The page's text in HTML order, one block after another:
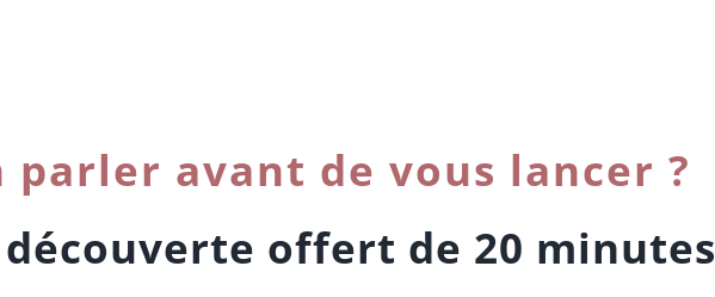
parler avant de vous lancer ?
offert de 20 minutes